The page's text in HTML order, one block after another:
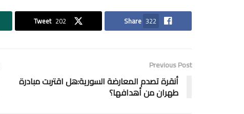
Share 322
Tweet 202
Previous Post
أنقرة تصدم المعارضة السورية:هل اقتربت مبادرة
طهران من أهدافها؟